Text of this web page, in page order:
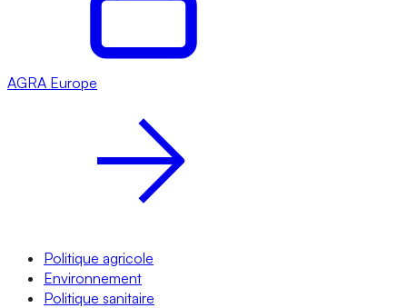
AGRA Europe
Politique agricole
Environnement
Politique sanitaire